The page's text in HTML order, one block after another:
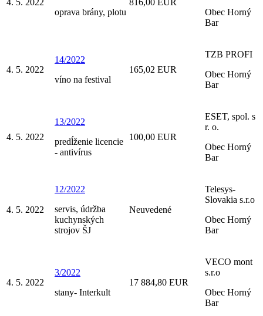
oprava brány, plotu
Obec Horný
Bar
4. 5. 2022
14/2022
víno na festival
165,02 EUR
TZB PROFI
Obec Horný
Bar
4. 5. 2022
13/2022
predĺženie licencie
- antivírus
100,00 EUR
ESET, spol. s
r. o.
Obec Horný
Bar
4. 5. 2022
12/2022
servis, údržba
kuchynských
strojov ŠJ
Neuvedené
Telesys-
Slovakia s.r.o
Obec Horný
Bar
4. 5. 2022
3/2022
stany- Interkult
17 884,80 EUR
VECO mont
s.r.o
Obec Horný
Bar